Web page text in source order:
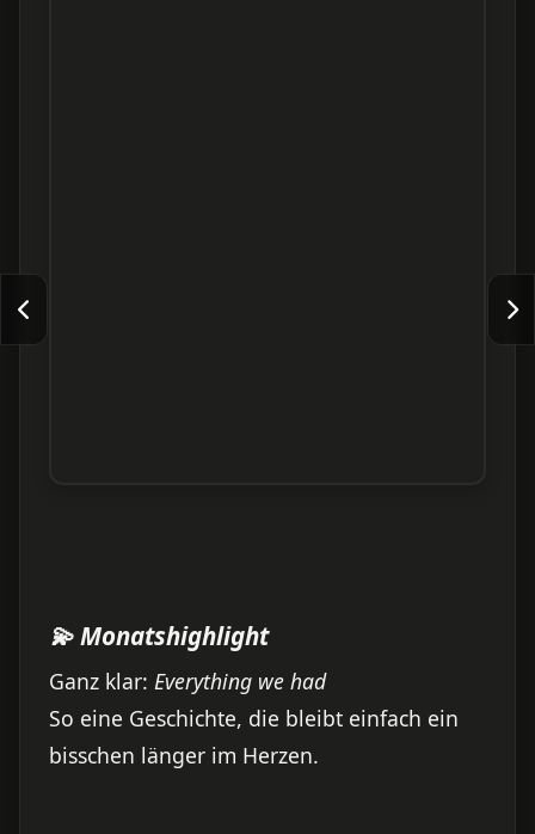
💫 Monatshighlight
Ganz klar: Everything we had
So eine Geschichte, die bleibt einfach ein
bisschen länger im Herzen.